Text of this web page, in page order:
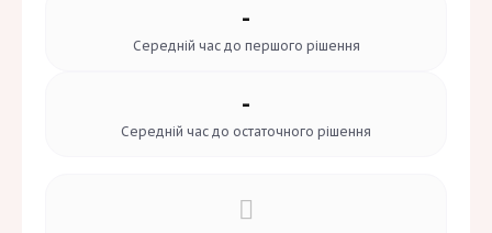
-
Середній час до першого рішення
-
Середній час до остаточного рішення